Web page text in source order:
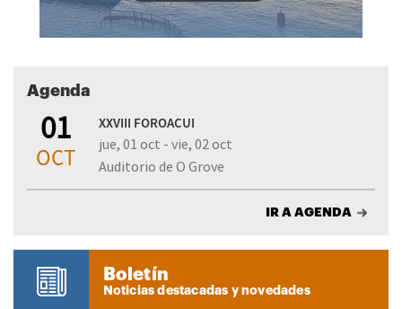
Agenda
01
OCT
XXVIII FOROACUI
jue, 01 oct - vie, 02 oct
Auditorio de O Grove
IR A AGENDA
Boletín
Noticias destacadas y novedades